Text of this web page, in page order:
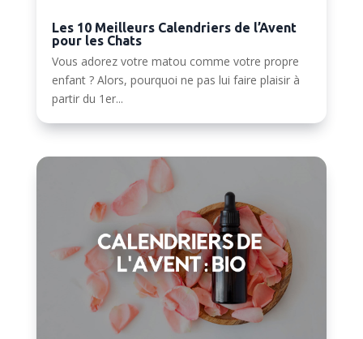
Les 10 Meilleurs Calendriers de l’Avent
pour les Chats
Vous adorez votre matou comme votre propre
enfant ? Alors, pourquoi ne pas lui faire plaisir à
partir du 1er...